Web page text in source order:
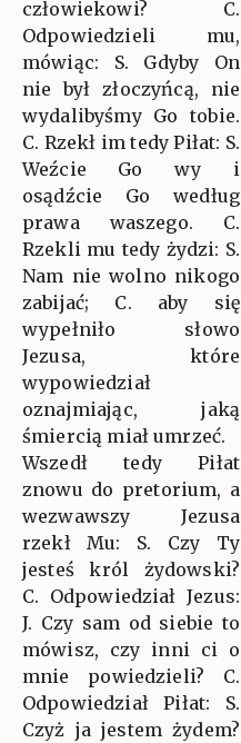
człowiekowi? C.
Odpowiedzieli mu,
mówiąc: S. Gdyby On
nie był złoczyńcą, nie
wydalibyśmy Go tobie.
C. Rzekł im tedy Piłat: S.
Weźcie Go wy i
osądźcie Go według
prawa waszego. C.
Rzekli mu tedy żydzi: S.
Nam nie wolno nikogo
zabijać; C. aby się
wypełniło słowo
Jezusa, które
wypowiedział
oznajmiając, jaką
śmiercią miał umrzeć.
Wszedł tedy Piłat
znowu do pretorium, a
wezwawszy Jezusa
rzekł Mu: S. Czy Ty
jesteś król żydowski?
C. Odpowiedział Jezus:
J. Czy sam od siebie to
mówisz, czy inni ci o
mnie powiedzieli? C.
Odpowiedział Piłat: S.
Czyż ja jestem żydem?